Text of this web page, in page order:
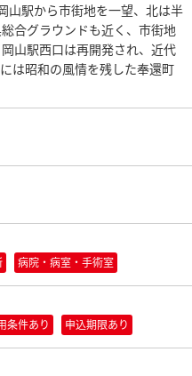
山駅から市街地を一望、北は半
合グラウンドも近く、市街地
山駅西口は再開発され、近代
は昭和の風情を残した奉還町
病院・病室・手術室
条件あり 申込期限あり